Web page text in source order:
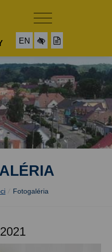
EN
/ Fotogaléria